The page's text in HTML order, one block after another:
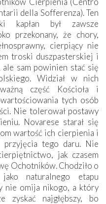
della Sofferenza). Ten
kapłan był zawsze
przekonany, że chory,
cierpiący nie
troski duszpasterskiej i
sam powinien stać się
Widział w nich
część Kościoła i
tych osób
Nie tolerował postawy
Novarese starał się
wartość ich cierpienia i
przyjęcia tego daru. Nie
jak czasem
Ochotników. Chodziło o
jako naturalnego etapu
nie omija nikogo, a który
zyskać najgłębszy, bo